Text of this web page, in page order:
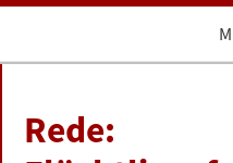
BUNDESTAG
Rede: